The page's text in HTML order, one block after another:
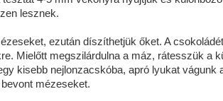
lesznek.
ezután díszíthetjük őket. A
Mielőtt megszilárdulna a máz, rátesszük a
kisebb nejlonzacskóba, apró lyukat
mézeseket.